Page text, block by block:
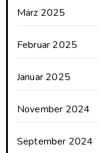
März 2025
Februar 2025
Januar 2025
November 2024
September 2024